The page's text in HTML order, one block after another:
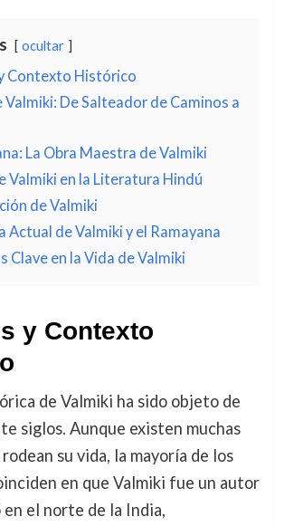
ocultar
Contexto Histórico
Valmiki: De Salteador de Caminos a
La Obra Maestra de Valmiki
Valmiki en la Literatura Hindú
de Valmiki
Actual de Valmiki y el Ramayana
Clave en la Vida de Valmiki
y Contexto
de Valmiki ha sido objeto de
siglos. Aunque existen muchas
su vida, la mayoría de los
en que Valmiki fue un autor
el norte de la India,